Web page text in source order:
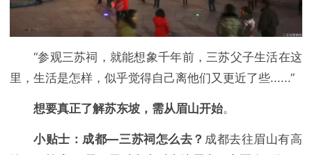
“参观三苏祠，就能想象千年前，三苏父子生活在这
里，生活是怎样，似乎觉得自己离他们又更近了些......”
想要真正了解苏东坡，需从眉山开始。
小贴士：成都—三苏祠怎么去？ 成都去往眉山有高